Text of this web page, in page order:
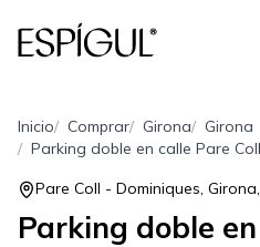
Inicio Comprar Girona
Girona
Parking doble en calle Pare Coll
Pare Coll - Dominiques,
Parking doble